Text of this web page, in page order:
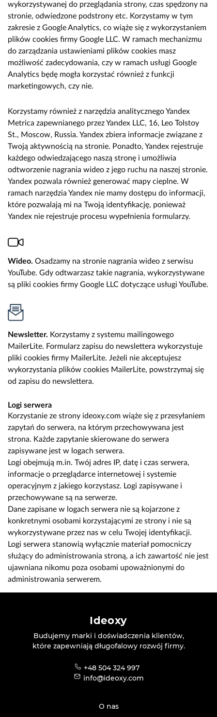
wykorzystywanej do przeglądania strony, czas spędzony na
stronie, odwiedzone podstrony etc. Korzystamy w tym
zakresie z Google Analytics, co wiąże się z wykorzystaniem
plików cookies firmy Google LLC. W ramach mechanizmu
do zarządzania ustawieniami plików cookies masz
możliwość zadecydowania, czy w ramach usługi Google
Analytics będę mogła korzystać również z funkcji
marketingowych, czy nie.
Korzystamy również z narzędzia analitycznego Yandex
Metrica zapewnianego przez Yandex LLC, 16, Leo Tolstoy
St., Moscow, Russia. Yandex zbiera informacje związane z
Twoją aktywnością na stronie. Ponadto, Yandex rejestruje
każdego odwiedzającego naszą stronę i umożliwia
odtworzenie nagrania wideo z jego ruchu na naszej stronie.
Yandex pozwala również generować mapy cieplne. W
ramach narzędzia Yandex nie mamy dostępu do informacji,
które pozwalają mi na Twoją identyfikację, ponieważ
Yandex nie rejestruje procesu wypełnienia formularzy.
Wideo. Osadzamy na stronie nagrania wideo z serwisu
YouTube. Gdy odtwarzasz takie nagrania, wykorzystywane
są pliki cookies firmy Google LLC dotyczące usługi YouTube.
Newsletter. Korzystamy z systemu mailingowego
MailerLite. Formularz zapisu do newslettera wykorzystuje
pliki cookies firmy MailerLite. Jeżeli nie akceptujesz
wykorzystania plików cookies MailerLite, powstrzymaj się
od zapisu do newslettera.
Logi serwera
Korzystanie ze strony ideoxy.com wiąże się z przesyłaniem
zapytań do serwera, na którym przechowywana jest
strona. Każde zapytanie skierowane do serwera
zapisywane jest w logach serwera.
Logi obejmują m.in. Twój adres IP, datę i czas serwera,
informacje o przeglądarce internetowej i systemie
operacyjnym z jakiego korzystasz. Logi zapisywane i
przechowywane są na serwerze.
Dane zapisane w logach serwera nie są kojarzone z
konkretnymi osobami korzystającymi ze strony i nie są
wykorzystywane przez nas w celu Twojej identyfikacji.
Logi serwera stanowią wyłącznie materiał pomocniczy
służący do administrowania stroną, a ich zawartość nie jest
ujawniana nikomu poza osobami upoważnionymi do
administrowania serwerem.
Ideoxy
Budujemy marki i doświadczenia klientów,
które zapewniają długofalowy rozwój firmy.
+48 504 324 997
info@ideoxy.com
O nas